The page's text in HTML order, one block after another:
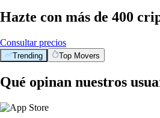
Hazte con más de 400
Consultar precios
Trending Top Movers
Qué opinan nuestros